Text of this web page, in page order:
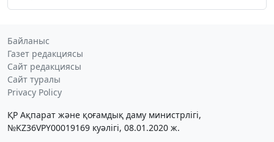
Байланыс
Газет редакциясы
Сайт редакциясы
Сайт туралы
Privacy Policy
ҚР Ақпарат және қоғамдық даму министрлігі,
№KZ36VPY00019169 куәлігі, 08.01.2020 ж.